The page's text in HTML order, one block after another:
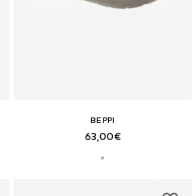
BEPPI
63,00€